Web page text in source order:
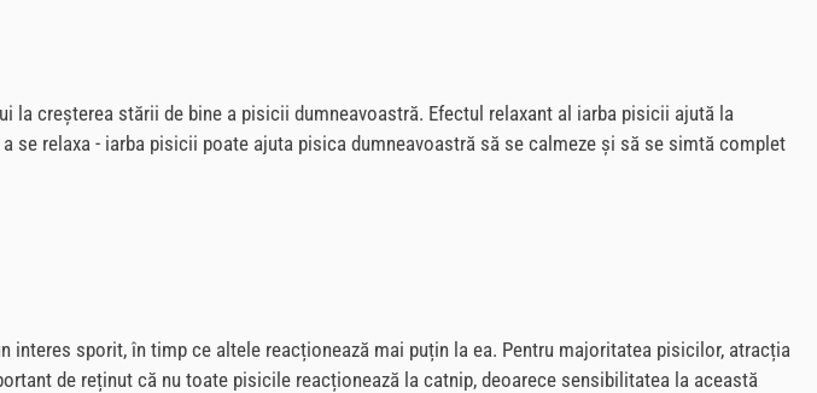
creșterea stării de bine a pisicii dumneavoastră. Efectul relaxant al iarba pisicii ajută la
se relaxa - iarba pisicii poate ajuta pisica dumneavoastră să se calmeze și să se simtă complet
sporit, în timp ce altele reacționează mai puțin la ea. Pentru majoritatea pisicilor, atracția
de reținut că nu toate pisicile reacționează la catnip, deoarece sensibilitatea la această